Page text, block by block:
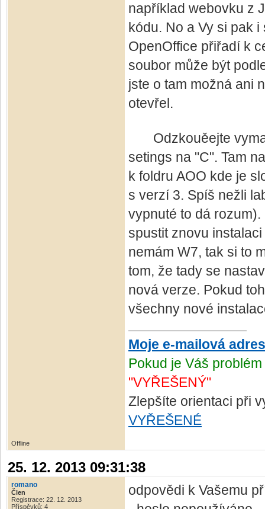
například webovku z
kódu. No a Vy si pak
OpenOffice přiřadí k
soubor může být
jste o tam možná ani
otevřel.
Odzkouěejte
setings na "C". Tam
k foldru AOO kde je
s verzí 3. Spíš nežli
vypnuté to dá
spustit znovu
nemám W7, tak si to
tom, že tady se
nová verze. Pokud
všechny nové
Moje e-mailová
Pokud je Váš
"VYŘEŠENÝ"
Zlepšíte orientaci při
VYŘEŠENÉ
Offline
25. 12. 2013 09:31:38
romano
Člen
Registrace: 22. 12. 2013
Příspěvků: 4
odpovědi k Vašemu